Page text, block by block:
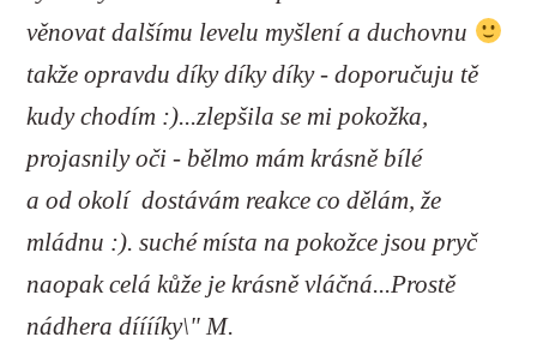
věnovat dalšímu levelu myšlení a duchovnu
takže opravdu díky díky díky - doporučuju tě
kudy chodím :)...zlepšila se mi pokožka,
projasnily oči - bělmo mám krásně bílé
a od okolí dostávám reakce co dělám, že
mládnu :). suché místa na pokožce jsou pryč
naopak celá kůže je krásně vláčná...Prostě
nádhera dííííky\" M.